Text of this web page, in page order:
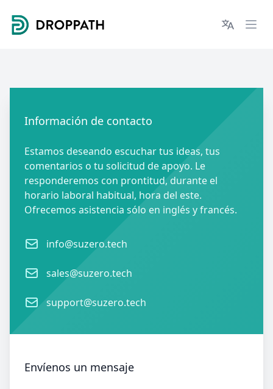
Droppath
Languages
Información de contacto
Estamos deseando escuchar tus ideas, tus
comentarios o tu solicitud de apoyo. Le
responderemos con prontitud, durante el
horario laboral habitual, hora del este.
Ofrecemos asistencia sólo en inglés y francés.
Emailinfo@suzero.tech
Emailsales@suzero.tech
Emailsupport@suzero.tech
Envíenos un mensaje